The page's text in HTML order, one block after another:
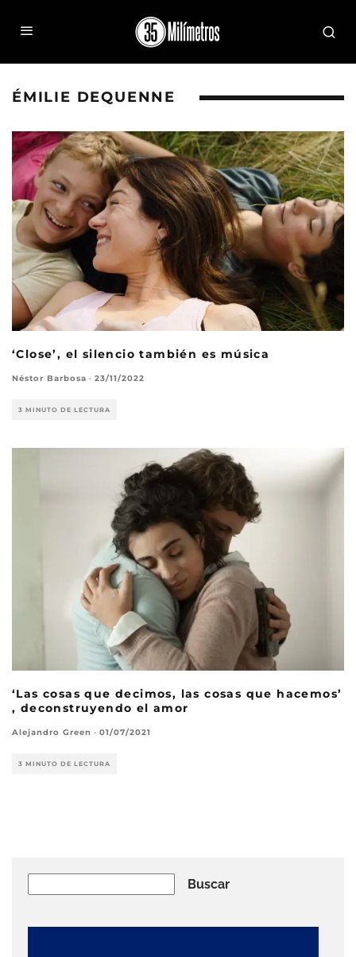
ÉMILIE DEQUENNE
‘Close’, el silencio también es música
Néstor Barbosa · 23/11/2022
3 MINUTO DE LECTURA
‘Las cosas que decimos, las cosas que hacemos’
, deconstruyendo el amor
Alejandro Green · 01/07/2021
3 MINUTO DE LECTURA
Buscar